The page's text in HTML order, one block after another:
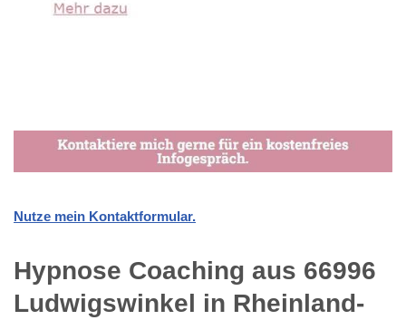
Nutze mein Kontaktformular.
Hypnose Coaching aus 66996
Ludwigswinkel in Rheinland-